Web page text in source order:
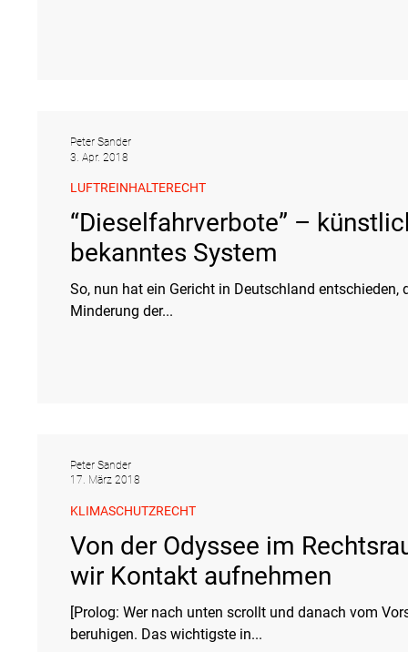
“Dieselfahrverbote” –
bekanntes System
So, nun hat ein Gericht in Deutschland
Minderung der...
LUFTREINHALTERECHT
Peter Sander
3. Apr. 2018
Von der Odyssee im
wir Kontakt aufnehmen
[Prolog: Wer nach unten scrollt und danach vom
beruhigen. Das wichtigste in...
KLIMASCHUTZRECHT
Peter Sander
17. März 2018